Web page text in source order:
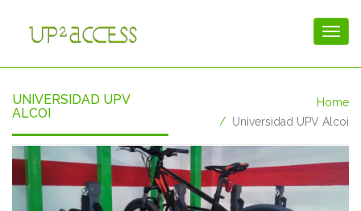
UNIVERSIDAD UPV
ALCOI
Home
Universidad UPV Alcoi